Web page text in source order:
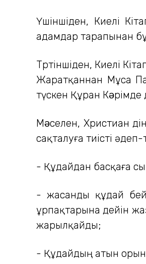
Үшіншіден, Киелі
адамдар тарапынан
Төртіншіден, Киелі
Жаратқаннан Мұса
түскен Құран Кəрімде
Мəселен, Христиан
сақталуға тиісті
- Құдайдан басқаға
- жасанды құдай
ұрпақтарына дейін
жарылқайды;
- Құдайдың атын